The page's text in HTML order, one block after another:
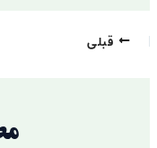
قبلی